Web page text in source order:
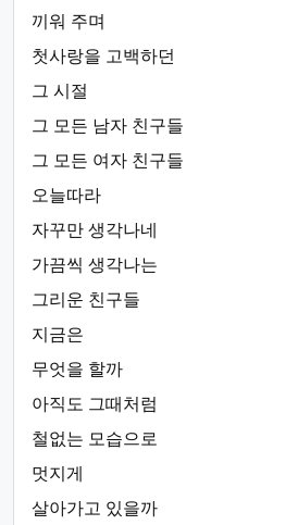
끼워 주며
첫사랑을 고백하던
그 시절
그 모든 남자 친구들
그 모든 여자 친구들
오늘따라
자꾸만 생각나네
가끔씩 생각나는
그리운 친구들
지금은
무엇을 할까
아직도 그때처럼
철없는 모습으로
멋지게
살아가고 있을까